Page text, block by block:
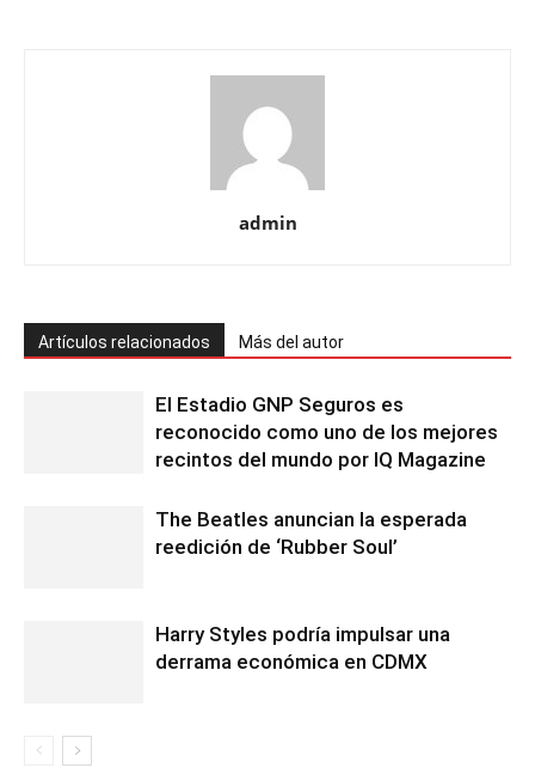
admin
Artículos relacionados Más del autor
El Estadio GNP Seguros es
reconocido como uno de los mejores
recintos del mundo por IQ Magazine
The Beatles anuncian la esperada
reedición de ‘Rubber Soul’
Harry Styles podría impulsar una
derrama económica en CDMX